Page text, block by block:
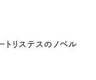
トリステスのノベル